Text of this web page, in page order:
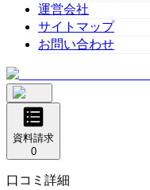
運営会社
サイトマップ
お問い合わせ
資料請求
0
口コミ詳細